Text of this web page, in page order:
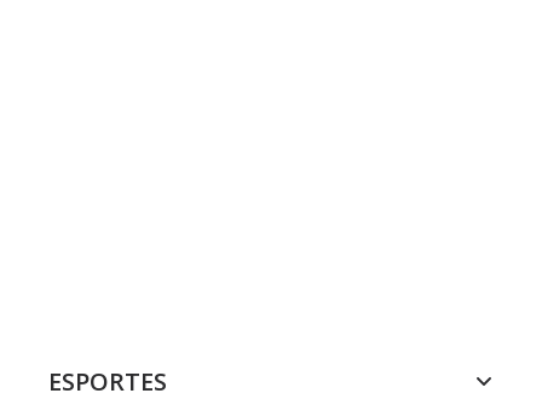
ESPORTES